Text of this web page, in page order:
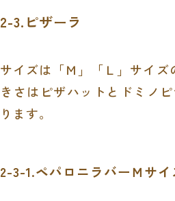
2-3.ピザーラ
サイズは「Ｍ」「Ｌ」サイズ
きさはピザハットとドミノ
ります。
2-3-1.ペパロニラバーＭサ